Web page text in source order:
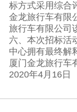
标方式采用综合
金龙旅行车有限
旅行车有限公司
六、本次招标活
中心拥有最终解
厦门金龙旅行车
2020年4月16日